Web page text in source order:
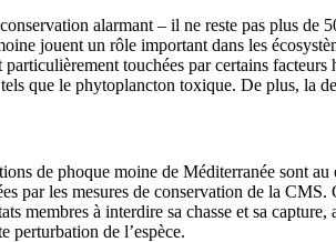
alarmant – il ne reste pas plus de
jouent un rôle important dans les
touchées par certains
que le phytoplancton toxique. De plus, la
de phoque moine de Méditerranée sont
par les mesures de conservation de la
membres à interdire sa chasse et sa
perturbation de l’espèce.